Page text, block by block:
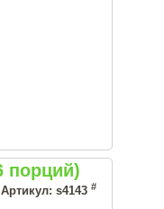
порций)
s4143 #